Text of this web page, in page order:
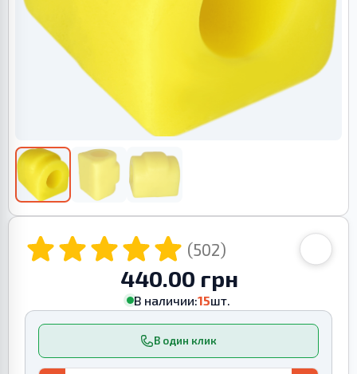
(502)
440.00 грн
В наличии:15шт.
В один клик